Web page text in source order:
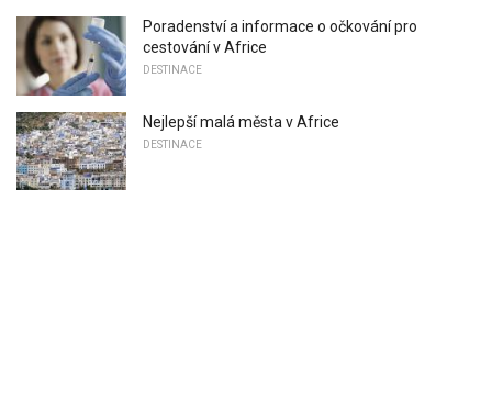
Poradenství a informace o očkování pro
cestování v Africe
DESTINACE
Nejlepší malá města v Africe
DESTINACE